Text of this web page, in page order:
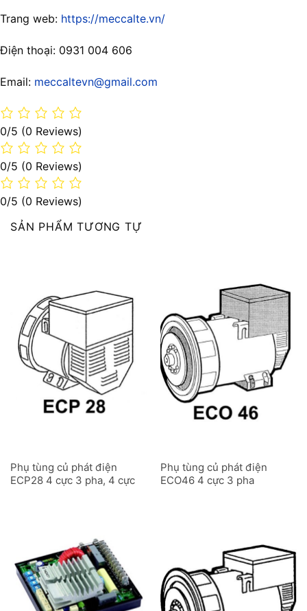
Trang web: https://meccalte.vn/
Điện thoại: 0931 004 606
Email: meccaltevn@gmail.com
0/5 (0 Reviews)
0/5 (0 Reviews)
0/5 (0 Reviews)
SẢN PHẨM TƯƠNG TỰ
Phụ tùng củ phát điện
ECP28 4 cực 3 pha, 4 cực
Phụ tùng củ phát điện
ECO46 4 cực 3 pha